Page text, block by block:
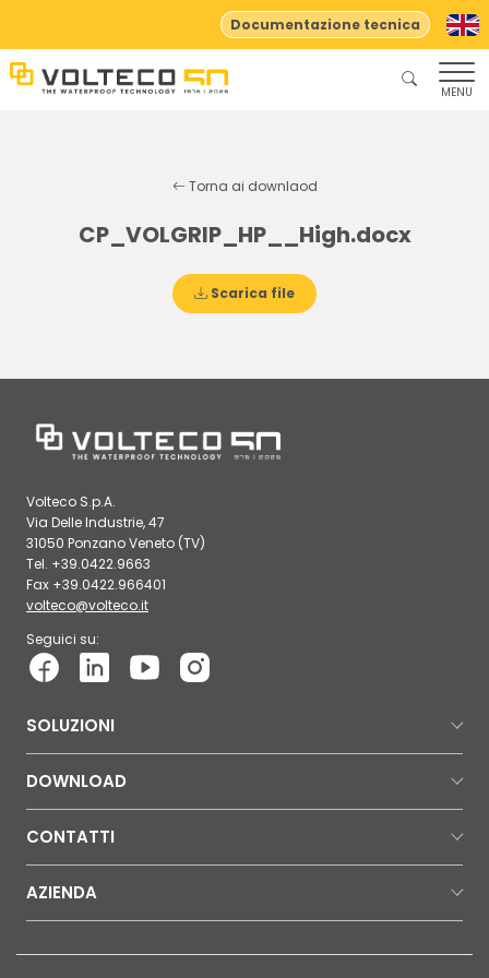
Documentazione tecnica
MENU
Torna ai downlaod
CP_VOLGRIP_HP__High.docx
Scarica file
Volteco S.p.A.
Via Delle Industrie, 47
31050 Ponzano Veneto (TV)
Tel. +39.0422.9663
Fax +39.0422.966401
volteco@volteco.it
Seguici su:
SOLUZIONI
DOWNLOAD
CONTATTI
AZIENDA